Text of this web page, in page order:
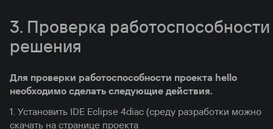
3. Проверка работоспособности
решения
Для проверки работоспособности проекта hello
необходимо сделать следующие действия.
1. Установить IDE Eclipse 4diac (среду разработки можно
скачать на странице проекта